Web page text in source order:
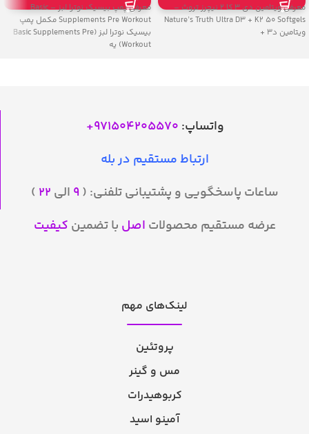
معرفی ویتامین دی 3 کا 2 نیچرز تروث –
Nature’s Truth Ultra D3 + K2 50 Softgels
ویتامین د3 +
معرفی پمپ بیسیک نوترا لبز – Basic
Supplements Pre Workout مکمل پمپ
بیسیک نوترا لبز (Basic Supplements Pre
Workout) یه
واتساپ: 971504205570
+
ارتباط مستقیم در بله
ساعات پاسخگویی و پشتیبانی تلفنی: ( ۹ الی ۲۲ )
عرضه مستقیم محصولات اصل با تضمین کیفیت
لینک‌های مهم
پروتئین
مس و گینر
کربوهیدرات
آمینو اسید